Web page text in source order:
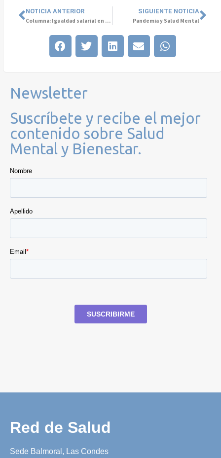
NOTICIA ANTERIOR
Columna: Igualdad salarial en 257 años
SIGUIENTE NOTICIA
Pandemia y Salud Mental
Newsletter
Suscríbete y recibe el mejor
contenido sobre Salud
Mental y Bienestar.
Red de Salud
Sede Balmoral, Las Condes